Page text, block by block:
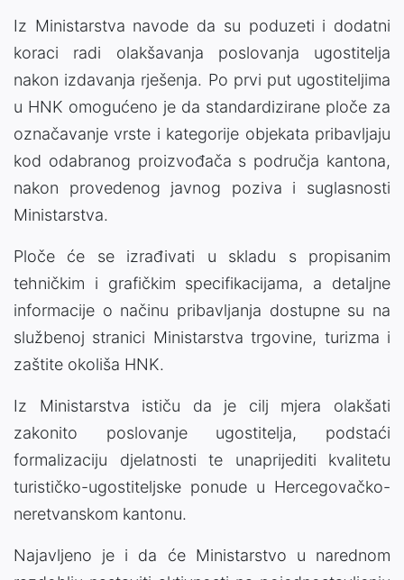
Iz Ministarstva navode da su poduzeti i dodatni
koraci radi olakšavanja poslovanja ugostitelja
nakon izdavanja rješenja. Po prvi put ugostiteljima
u HNK omogućeno je da standardizirane ploče za
označavanje vrste i kategorije objekata pribavljaju
kod odabranog proizvođača s područja kantona,
nakon provedenog javnog poziva i suglasnosti
Ministarstva.
Ploče će se izrađivati u skladu s propisanim
tehničkim i grafičkim specifikacijama, a detaljne
informacije o načinu pribavljanja dostupne su na
službenoj stranici Ministarstva trgovine, turizma i
zaštite okoliša HNK.
Iz Ministarstva ističu da je cilj mjera olakšati
zakonito poslovanje ugostitelja, podstaći
formalizaciju djelatnosti te unaprijediti kvalitetu
turističko-ugostiteljske ponude u Hercegovačko-
neretvanskom kantonu.
Najavljeno je i da će Ministarstvo u narednom